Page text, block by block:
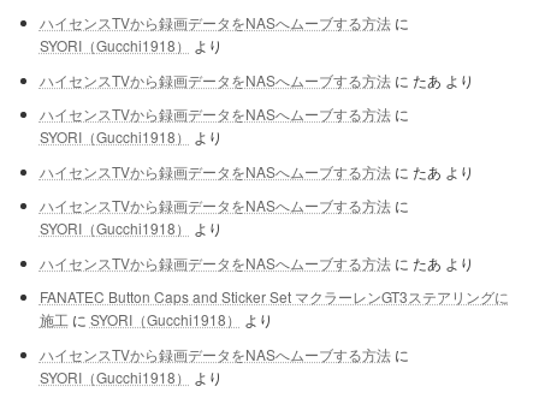
ハイセンスTVから録画データをNASへムーブする方法に
SYORI（Gucchi1918）
より
ハイセンスTVから録画データをNASへムーブする方法に たあ より
ハイセンスTVから録画データをNASへムーブする方法に
SYORI（Gucchi1918）
より
ハイセンスTVから録画データをNASへムーブする方法に たあ より
ハイセンスTVから録画データをNASへムーブする方法に
SYORI（Gucchi1918）
より
ハイセンスTVから録画データをNASへムーブする方法に たあ より
FANATEC Button Caps and Sticker Set マクラーレンGT3ステアリングに
施工 に SYORI（Gucchi1918）
より
ハイセンスTVから録画データをNASへムーブする方法に
SYORI（Gucchi1918）
より